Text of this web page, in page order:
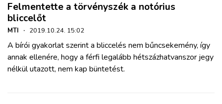
Felmentette a törvényszék a notórius
bliccelőt
MTI · 2019.10.24. 15:02
A bírói gyakorlat szerint a bliccelés nem bűncsekemény, így
annak ellenére, hogy a férfi legalább hétszázhatvanszor jegy
nélkül utazott, nem kap büntetést.